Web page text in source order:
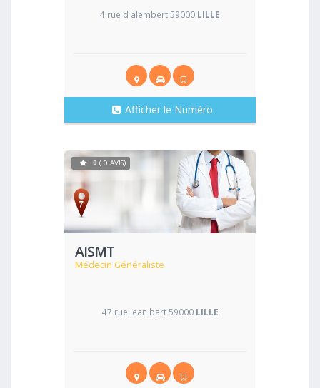
4 rue d alembert 59000 LILLE
Afficher le Numéro
AISMT
Médecin Généraliste
Voir
0 ( 0 AVIS)
47 rue jean bart 59000 LILLE